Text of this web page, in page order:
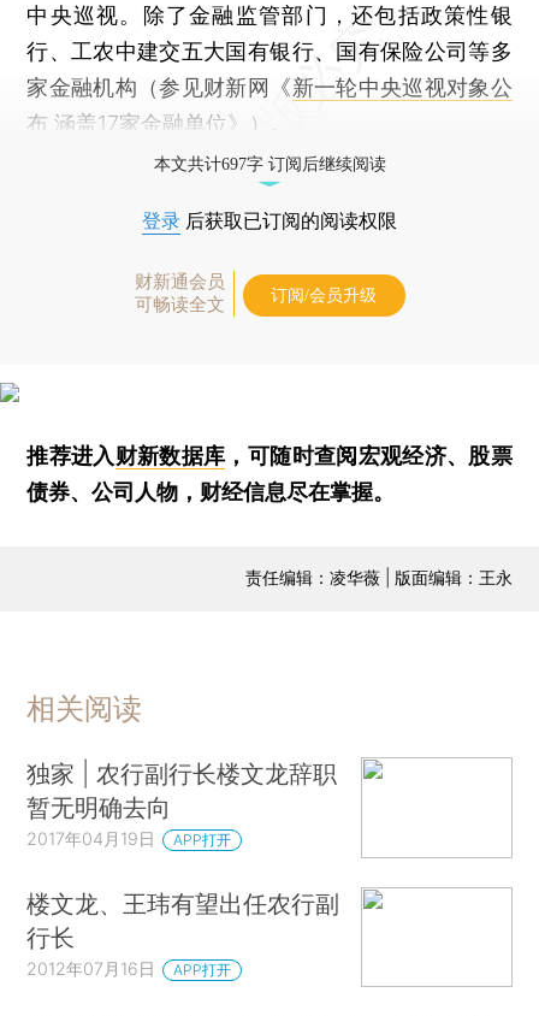
中央巡视。除了金融监管部门，还包括政策性银
行、工农中建交五大国有银行、国有保险公司等多
家金融机构（参见财新网《新一轮中央巡视对象公
布 涵盖17家金融单位》）。
本文共计697字 订阅后继续阅读
登录 后获取已订阅的阅读权限
财新通会员
可畅读全文
订阅/会员升级
推荐进入财新数据库 ，可随时查阅宏观经济、股票
债券、公司人物，财经信息尽在掌握。
责任编辑：凌华薇 | 版面编辑：王永
相关阅读
独家 | 农行副行长楼文龙辞职
暂无明确去向
2017年04月19日 APP打开
楼文龙、王玮有望出任农行副
行长
2012年07月16日 APP打开